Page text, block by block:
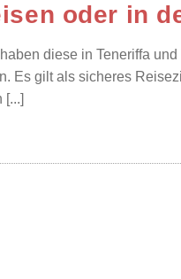
oder in
diese in Teneriffa
Es gilt als sicheres
[...]